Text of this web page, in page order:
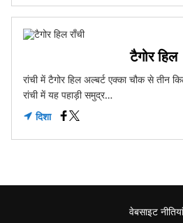
टैगोर हिल
रांची में टैगोर हिल अल्बर्ट एक्का चौक से तीन
रांची में यह पहाड़ी समुद्र…
दिशा
वेबसाइट नीतियां